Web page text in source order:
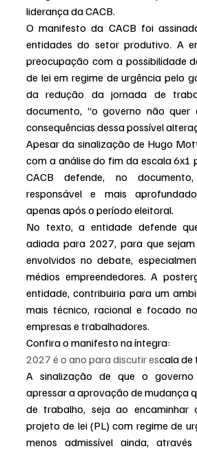
liderança da CACB.
O manifesto da CACB foi
entidades do setor produtivo. A
preocupação com a possibilidade
de lei em regime de urgência pelo
da redução da jornada de
documento, “o governo não quer
consequências dessa possível
Apesar da sinalização de Hugo
com a análise do fim da escala 6x1
CACB defende, no
responsável e mais
apenas após o período eleitoral.
No texto, a entidade defende
adiada para 2027, para que
envolvidos no debate,
médios empreendedores. A
entidade, contribuiria para um
mais técnico, racional e focado
empresas e trabalhadores.
Confira o manifesto na íntegra:
2027 é o ano para discutir escala de
A sinalização de que o governo
apressar a aprovação de mudança
de trabalho, seja ao encaminhar
projeto de lei (PL) com regime de
menos admissível ainda,